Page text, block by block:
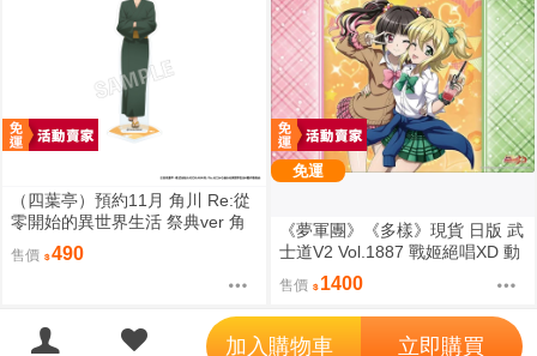
（四葉亭）預約11月 角川 Re:從
零開始的異世界生活 祭典ver 角
色壓克力架 0819
售價 490
免運
《夢軍團》《多樣》現貨 日版 武
士道V2 Vol.1887 戰姬絕唱XD 動
漫桌墊 卡墊 調&切歌
售價 1400
加入購物車 立即購買